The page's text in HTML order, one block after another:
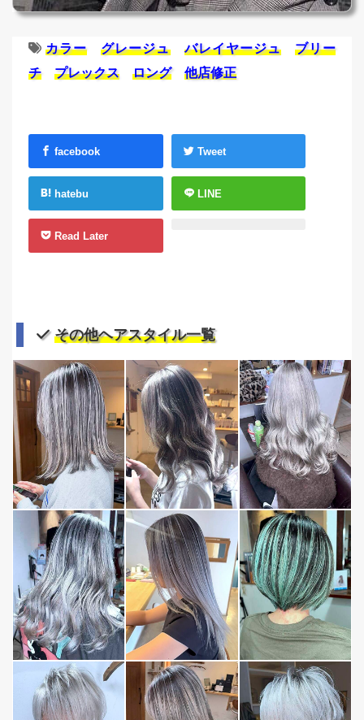
カラー グレージュ バレイヤージュ
ブリー
チ
プレックス ロング 他店修正
facebook Tweet
hatebu LINE
Read Later
その他ヘアスタイル一覧